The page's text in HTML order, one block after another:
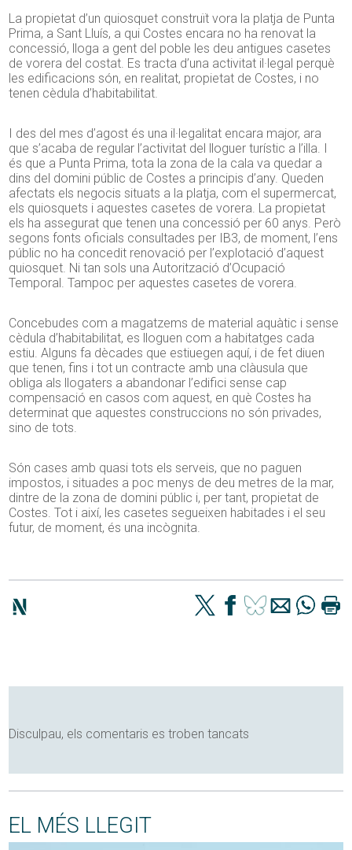
La propietat d’un quiosquet construït vora la platja de Punta
Prima, a Sant Lluís, a qui Costes encara no ha renovat la
concessió, lloga a gent del poble les deu antigues casetes
de vorera del costat. Es tracta d’una activitat il·legal perquè
les edificacions són, en realitat, propietat de Costes, i no
tenen cèdula d’habitabilitat.
I des del mes d’agost és una il·legalitat encara major, ara
que s’acaba de regular l’activitat del lloguer turístic a l’illa. I
és que a Punta Prima, tota la zona de la cala va quedar a
dins del domini públic de Costes a principis d’any. Queden
afectats els negocis situats a la platja, com el supermercat,
els quiosquets i aquestes casetes de vorera. La propietat
els ha assegurat que tenen una concessió per 60 anys. Però
segons fonts oficials consultades per IB3, de moment, l’ens
públic no ha concedit renovació per l’explotació d’aquest
quiosquet. Ni tan sols una Autorització d’Ocupació
Temporal. Tampoc per aquestes casetes de vorera.
Concebudes com a magatzems de material aquàtic i sense
cèdula d’habitabilitat, es lloguen com a habitatges cada
estiu. Alguns fa dècades que estiuegen aquí, i de fet diuen
que tenen, fins i tot un contracte amb una clàusula que
obliga als llogaters a abandonar l’edifici sense cap
compensació en casos com aquest, en què Costes ha
determinat que aquestes construccions no són privades,
sino de tots.
Són cases amb quasi tots els serveis, que no paguen
impostos, i situades a poc menys de deu metres de la mar,
dintre de la zona de domini públic i, per tant, propietat de
Costes. Tot i així, les casetes segueixen habitades i el seu
futur, de moment, és una incògnita.
Disculpau, els comentaris es troben tancats
EL MÉS LLEGIT